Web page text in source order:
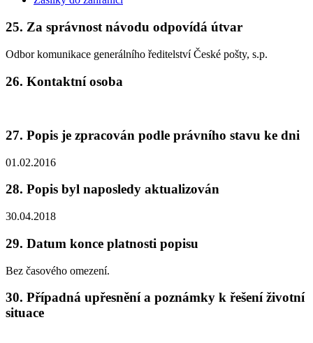
25. Za správnost návodu odpovídá útvar
Odbor komunikace generálního ředitelství České pošty, s.p.
26. Kontaktní osoba
27. Popis je zpracován podle právního stavu ke dni
01.02.2016
28. Popis byl naposledy aktualizován
30.04.2018
29. Datum konce platnosti popisu
Bez časového omezení.
30. Případná upřesnění a poznámky k řešení životní
situace